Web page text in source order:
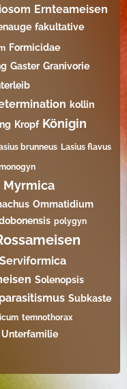
Ernteameisen
fakultative
Formicidae
Gaster Granivorie
kollin
Kropf Königin
brunneus Lasius flavus
Myrmica
Ommatidium
polygyn
Serviformica
Solenopsis
Subkaste
temnothorax
Unterfamilie